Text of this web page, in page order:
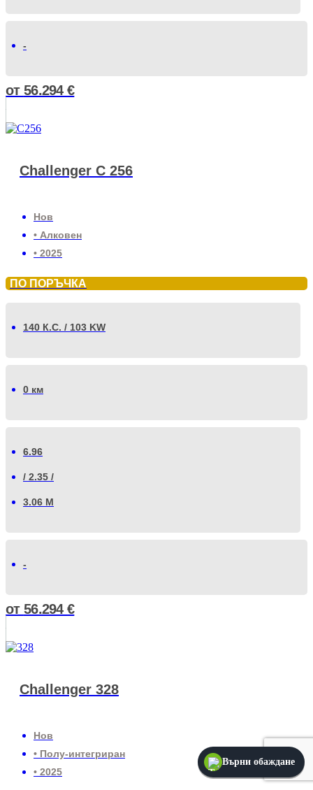
Върни обаждане
-
от 56.294€
Challenger C 256
Нов
• Алковен
• 2025
ПО ПОРЪЧКА
140 К.С. / 103 KW
0 км
6.96
/ 2.35 /
3.06 М
-
от 56.294€
Challenger 328
Нов
• Полу-интегриран
• 2025